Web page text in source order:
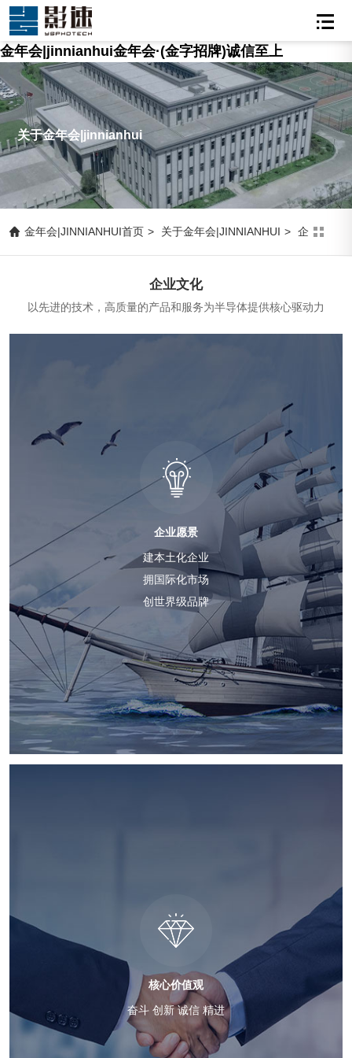
金年会|jinnianhui金年会·(金字招牌)诚信至上
关于金年会|jinnianhui
金年会|JINNIANHUI首页 > 关于金年会|JINNIANHUI > 企业文化
企业文化
以先进的技术，高质量的产品和服务为半导体提供核心驱动力
企业愿景
建本土化企业
拥国际化市场
创世界级品牌
核心价值观
奋斗 创新 诚信 精进